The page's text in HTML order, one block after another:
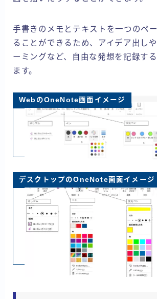
手書きのメモとテキストを一つのペ
ることができるため、アイデア出し
ーミングなど、自由な発想を記録す
ます。
WebのOneNote画面 イメージ
デスクトップのOneNote画面イメージ